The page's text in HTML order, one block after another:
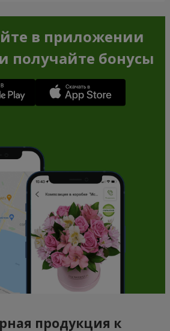
в приложении
получайте бонусы
продукция к